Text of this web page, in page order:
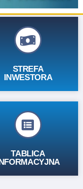
STREFA
INWESTORA
Zobacz
TABLICA
INFORMACYJNA
POWIATU
RZESZOWSKIEGO